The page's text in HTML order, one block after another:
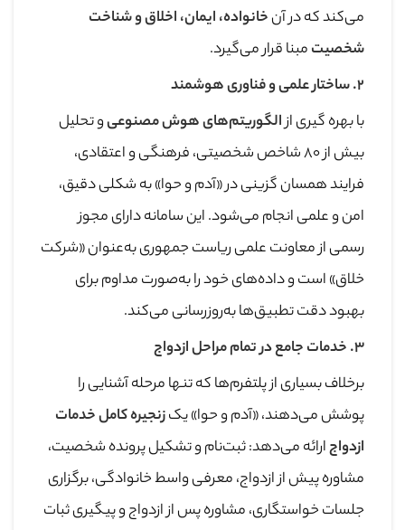
می‌کند که در آنخانواده، ایمان، اخلاق و شناخت
شخصیتمبنا قرار می‌گیرد.
۲.ساختار علمی و فناوری هوشمند
با بهره‌ گیری ازالگوریتم‌های هوش مصنوعیو تحلیل
بیش از ۸۰ شاخص شخصیتی، فرهنگی و اعتقادی،
فرایند همسان ‌گزینی در «آدم و حوا» به شکلی دقیق،
امن و علمی انجام می‌شود. این سامانه دارای مجوز
رسمی از معاونت علمی ریاست جمهوری به‌عنوان «شرکت
خلاق» است و داده‌های خود را به‌صورت مداوم برای
بهبود دقت تطبیق‌ها به‌روزرسانی می‌کند.
۳.خدمات جامع در تمام مراحل ازدواج
برخلاف بسیاری از پلتفرم‌ها که تنها مرحله آشنایی را
پوشش می‌دهند، «آدم و حوا» یکزنجیره کامل خدمات
ازدواجارائه می‌دهد: ثبت‌نام و تشکیل پرونده شخصیت،
مشاوره پیش از ازدواج، معرفی واسط خانوادگی، برگزاری
جلسات خواستگاری، مشاوره پس از ازدواج و پیگیری ثبات